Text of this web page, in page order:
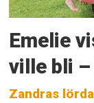
Emelie
ville bli –
Zandras